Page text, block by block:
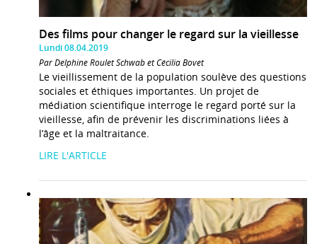
Des films pour changer le regard sur la vieillesse
Lundi 08.04.2019
Par Delphine Roulet Schwab et Cécilia Bovet
Le vieillissement de la population soulève des questions
sociales et éthiques importantes. Un projet de
médiation scientifique interroge le regard porté sur la
vieillesse, afin de prévenir les discriminations liées à
l’âge et la maltraitance.
LIRE L'ARTICLE